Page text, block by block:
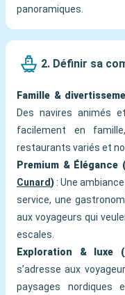
panoramiques.
2. Définir sa
Famille &
Des navires animés
facilement en
restaurants variés et
Premium & Élégance
Cunard): Une
service, une
aux voyageurs qui
escales.
Exploration & luxe (
s’adresse aux
paysages nordiques